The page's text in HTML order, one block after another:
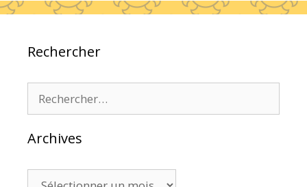
Rechercher
Archives